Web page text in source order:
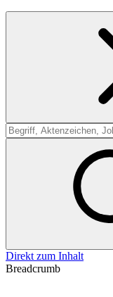
Suche
Direkt zum Inhalt
Breadcrumb